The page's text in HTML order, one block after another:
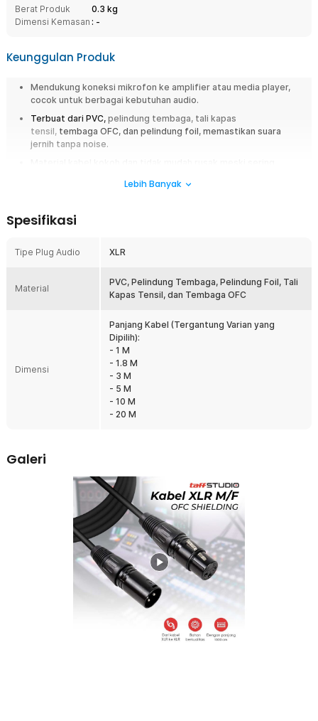
Berat Produk
0.3 kg
Dimensi Kemasan : -
Keunggulan Produk
Mendukung koneksi mikrofon ke amplifier atau media player,
cocok untuk berbagai kebutuhan audio.
Terbuat dari PVC, pelindung tembaga, tali kapas
tensil, tembaga OFC, dan pelindung foil, memastikan suara
jernih tanpa noise.
Kabel XLR TaffSTUDIO hadir dengan material premium dan kompatibilitas
pemakaian intensif, tersedia dalam berbagai panjang sesuai kebutuhan
Anda.
Kabel XLR ke XLR Berkualitas Tinggi
Dirancang untuk menghubungkan mikrofon ke amplifier, mixer, atau
perangkat audio lainnya, kabel ini memastikan aliran suara tetap
stabil tanpa gangguan. Dengan kabel ini, Anda bisa lebih leluasa
menggunakan mikrofon sesuai jarak kebutuhan tanpa kehilangan
terbaik, lapisan PVC yang kuat, pelindung tembaga, pelindung foil,
gangguan elektromagnetik sehingga hasil suara lebih jernih tanpa
bising atau interferensi.
Kompatibilitas Luas
Kabel ini kompatibel dengan hampir semua jenis mikrofon dan
perangkat audio berport XLR. Cocok untuk home recording, studio
profesional, maupun penggunaan di panggung.
Kuat dan Awet untuk Pemakaian Intensif
Dengan konstruksi berlapis dan pelindung berkualitas, kabel XLR ini
tidak mudah putus atau rusak meskipun sering digulung, ditarik,
atau digunakan dalam berbagai kondisi. Ketahanannya menjadikan
kabel ini pilihan tepat bagi pengguna yang membutuhkan kabel
Lebih Banyak
Spesifikasi
Tipe Plug Audio XLR
Material
PVC, Pelindung Tembaga, Pelindung Foil, Tali
Kapas Tensil, dan Tembaga OFC
Dimensi
Panjang Kabel (Tergantung Varian yang
Dipilih):
- 1 M
- 1.8 M
- 3 M
- 5 M
- 10 M
- 20 M
Galeri